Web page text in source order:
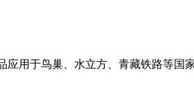
用于鸟巢、水立方、青藏铁路等